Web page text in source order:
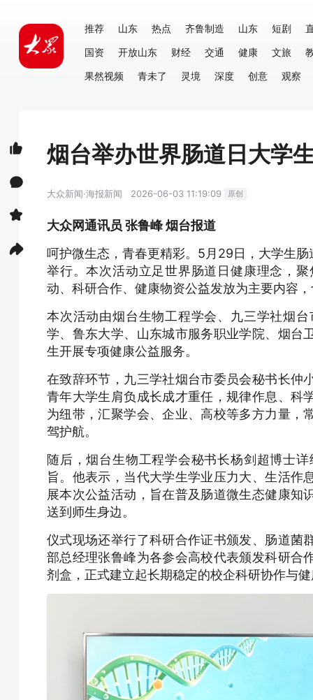
推荐 山东 热点 齐鲁制造 山东 短剧
国资
开放山东 财经 交通 健康 文旅
果然视频
青未了 灵境 深度 创意 观察
烟台举办世界肠道日大学
大众新闻·海报新闻 2026-06-03 11:19:09 原创
大众网通讯员 张鲁峰 烟台报道
呵护微生态，青春更精彩。5月29日，大学生
举行。本次活动立足世界肠道日健康理念，
动、科研合作、健康物资公益发放为主要内容
本次活动由烟台生物工程学会、九三学社烟
学、鲁东大学、山东城市服务职业学院、烟台
生开展专项健康公益服务。
在致辞环节，九三学社烟台市委员会秘书长仲
青年大学生肩负成长成才重任，规律作息、科
为纽带，汇聚学会、企业、高校等多方力量，
驾护航。
随后，烟台生物工程学会秘书长杨剑超博士
旨。他表示，当代大学生学业压力大、生活作
展本次公益活动，旨在普及肠道微生态健康知
送到师生身边。
仪式现场还举行了科研合作证书颁发、肠道菌
部总经理张鲁峰为各参会高校代表颁发科研合
剂盒，正式建立起长期稳定的校企科研协作与